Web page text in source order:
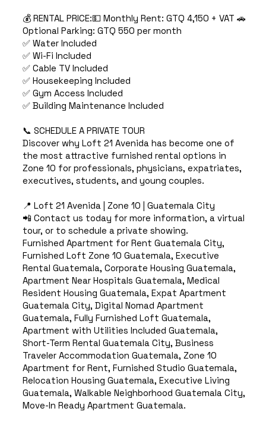
💰 RENTAL PRICE:💵 Monthly Rent: GTQ 4,150 + VAT 🚗
Optional Parking: GTQ 550 per month
✅ Water Included
✅ Wi-Fi Included
✅ Cable TV Included
✅ Housekeeping Included
✅ Gym Access Included
✅ Building Maintenance Included
📞 SCHEDULE A PRIVATE TOUR
Discover why Loft 21 Avenida has become one of
the most attractive furnished rental options in
Zone 10 for professionals, physicians, expatriates,
executives, students, and young couples.
📍 Loft 21 Avenida | Zone 10 | Guatemala City
📲 Contact us today for more information, a virtual
tour, or to schedule a private showing.
Furnished Apartment for Rent Guatemala City,
Furnished Loft Zone 10 Guatemala, Executive
Rental Guatemala, Corporate Housing Guatemala,
Apartment Near Hospitals Guatemala, Medical
Resident Housing Guatemala, Expat Apartment
Guatemala City, Digital Nomad Apartment
Guatemala, Fully Furnished Loft Guatemala,
Apartment with Utilities Included Guatemala,
Short-Term Rental Guatemala City, Business
Traveler Accommodation Guatemala, Zone 10
Apartment for Rent, Furnished Studio Guatemala,
Relocation Housing Guatemala, Executive Living
Guatemala, Walkable Neighborhood Guatemala City,
Move-In Ready Apartment Guatemala.